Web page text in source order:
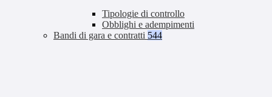
Tipologie di controllo
Obblighi e adempimenti
Bandi di gara e contratti 544